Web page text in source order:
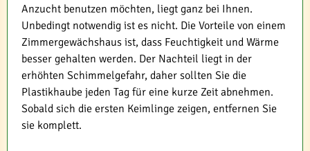
Anzucht benutzen möchten, liegt ganz bei Ihnen.
Unbedingt notwendig ist es nicht. Die Vorteile von einem
Zimmergewächshaus ist, dass Feuchtigkeit und Wärme
besser gehalten werden. Der Nachteil liegt in der
erhöhten Schimmelgefahr, daher sollten Sie die
Plastikhaube jeden Tag für eine kurze Zeit abnehmen.
Sobald sich die ersten Keimlinge zeigen, entfernen Sie
sie komplett.